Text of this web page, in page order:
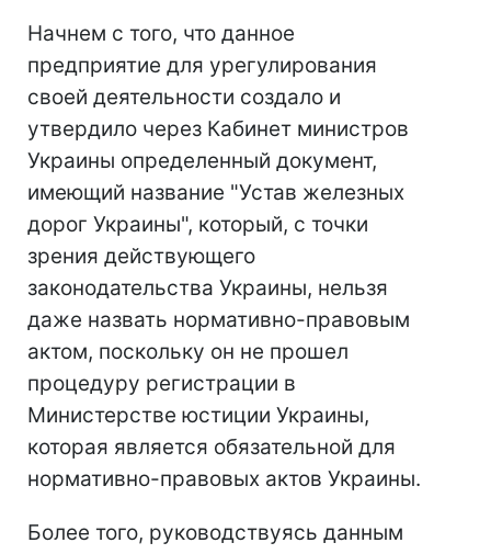
Начнем с того, что данное
предприятие для урегулирования
своей деятельности создало и
утвердило через Кабинет министров
Украины определенный документ,
имеющий название "Устав железных
дорог Украины", который, с точки
зрения действующего
законодательства Украины, нельзя
даже назвать нормативно-правовым
актом, поскольку он не прошел
процедуру регистрации в
Министерстве юстиции Украины,
которая является обязательной для
нормативно-правовых актов Украины.
Более того, руководствуясь данным